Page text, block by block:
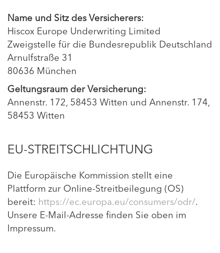
Name und Sitz des Versicherers:
Hiscox Europe Underwriting Limited
Zweigstelle für die Bundesrepublik Deutschland
Arnulfstraße 31
80636 München
Geltungsraum der Versicherung:
Annenstr. 172, 58453 Witten und Annenstr. 174,
58453 Witten
EU-STREITSCHLICHTUNG
Die Europäische Kommission stellt eine
Plattform zur Online-Streitbeilegung (OS)
bereit: https://ec.europa.eu/consumers/odr/.
Unsere E-Mail-Adresse finden Sie oben im
Impressum.